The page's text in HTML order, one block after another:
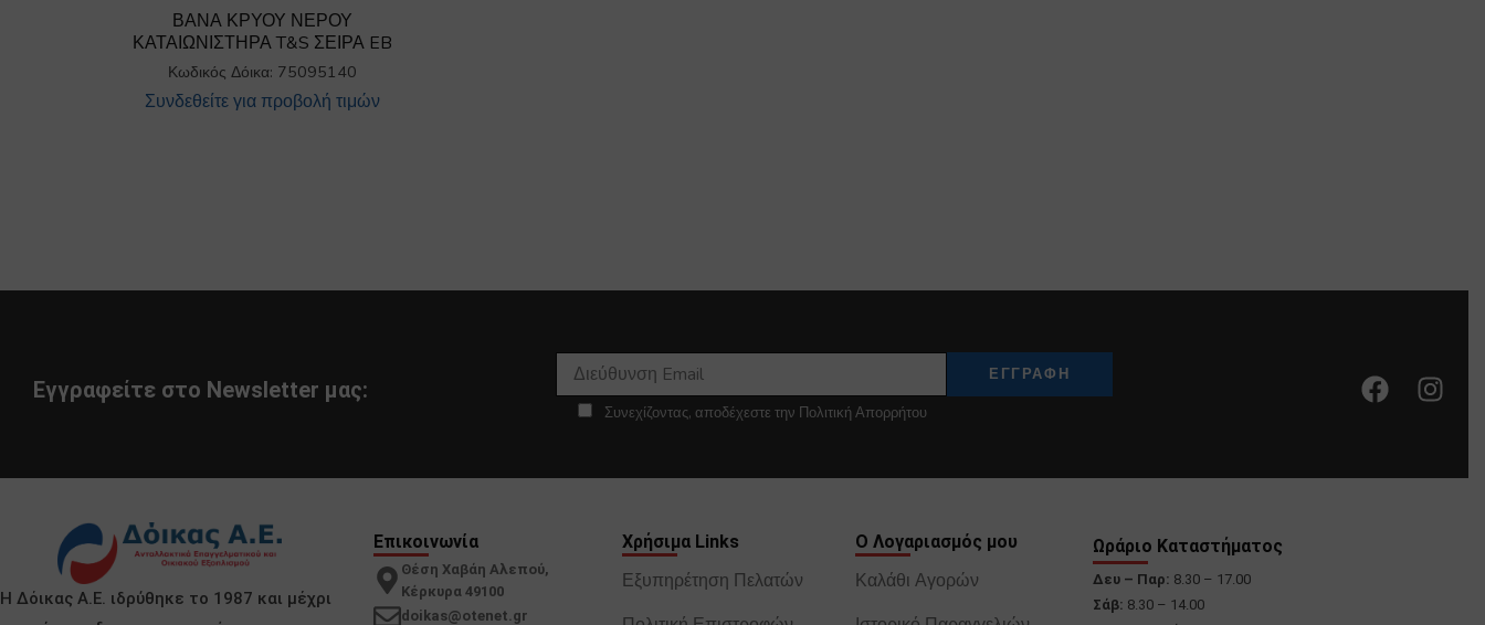
ΒΑΝΑ ΚΡΥΟΥ ΝΕΡΟΥ
ΚΑΤΑΙΩΝΙΣΤΗΡΑ T&S ΣΕΙΡΑ EB
Κωδικός Δόικα: 75095140
Συνδεθείτε για προβολή τιμών
Εγγραφείτε στο Newsletter μας:
Συνεχίζοντας, αποδέχεστε την Πολιτική Απορρήτου
Η Δόικας Α.Ε. ιδρύθηκε το 1987 και μέχρι
Επικοινωνία
Θέση Χαβάη Αλεπού,
Κέρκυρα 49100
doikas@otenet.gr
Χρήσιμα Links
Εξυπηρέτηση Πελατών
Ο Λογαριασμός μου
Καλάθι Αγορών
Ωράριο Καταστήματος
Δευ – Παρ: 8.30 – 17.00
Σάβ: 8.30 – 14.00